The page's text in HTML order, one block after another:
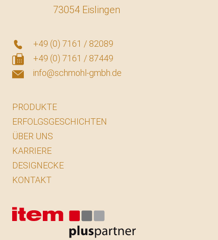
73054 Eislingen
+49 (0) 7161 / 82089
+49 (0) 7161 / 87449
info@schmohl-gmbh.de
PRODUKTE
ERFOLGSGESCHICHTEN
ÜBER UNS
KARRIERE
DESIGNECKE
KONTAKT